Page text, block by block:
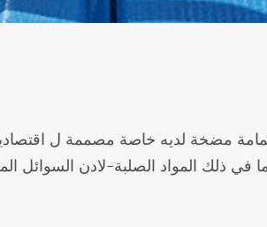
مضخة لديه خاصة مصممة ل